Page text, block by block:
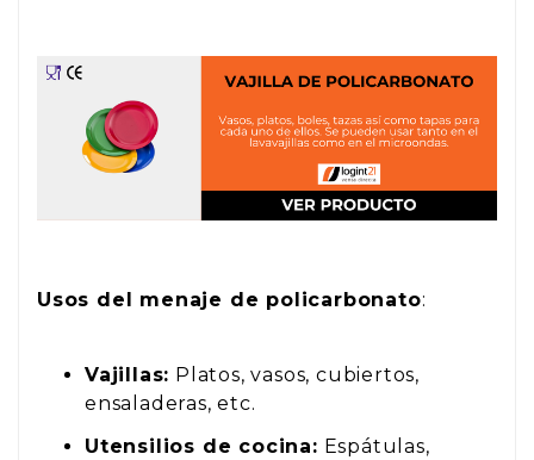
Usos del menaje de policarbonato:
Vajillas: Platos, vasos, cubiertos,
ensaladeras, etc.
Utensilios de cocina: Espátulas,